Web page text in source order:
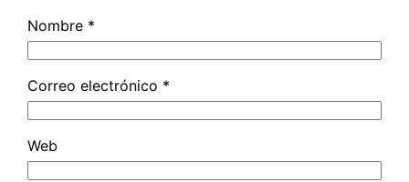
Nombre *
Correo electrónico *
Web